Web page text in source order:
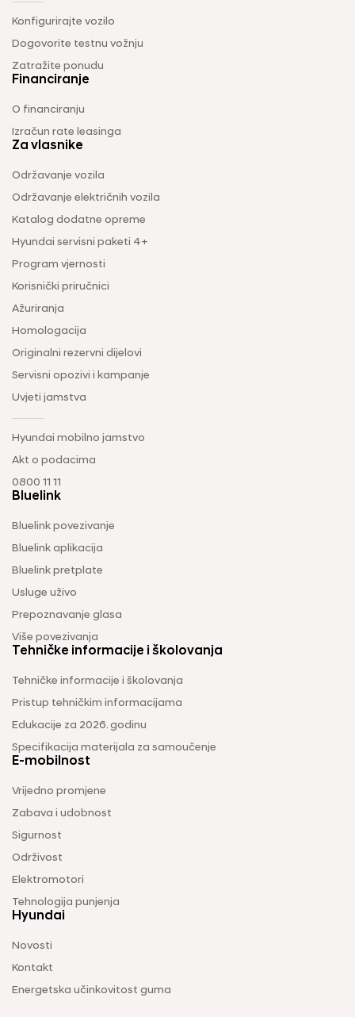
Konfigurirajte vozilo
Dogovorite testnu vožnju
Zatražite ponudu
Financiranje
O financiranju
Izračun rate leasinga
Za vlasnike
Održavanje vozila
Održavanje električnih vozila
Katalog dodatne opreme
Hyundai servisni paketi 4+
Program vjernosti
Korisnički priručnici
Ažuriranja
Homologacija
Originalni rezervni dijelovi
Servisni opozivi i kampanje
Uvjeti jamstva
Hyundai mobilno jamstvo
Akt o podacima
0800 11 11
Bluelink
Bluelink povezivanje
Bluelink aplikacija
Bluelink pretplate
Usluge uživo
Prepoznavanje glasa
Više povezivanja
Tehničke informacije i školovanja
Tehničke informacije i školovanja
Pristup tehničkim informacijama
Edukacije za 2026. godinu
Specifikacija materijala za samoučenje
E-mobilnost
Vrijedno promjene
Zabava i udobnost
Sigurnost
Održivost
Elektromotori
Tehnologija punjenja
Hyundai
Novosti
Kontakt
Energetska učinkovitost guma